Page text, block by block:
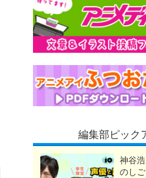
編集部ピック
神谷
のしご